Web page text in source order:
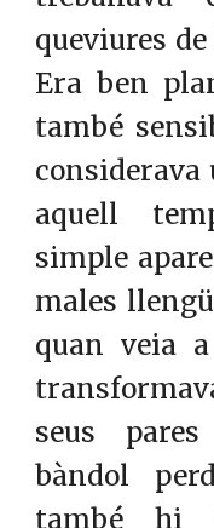
queviures
Era ben
també
considerava
aquell
simple
males
quan veia
seus
bàndol
també hi